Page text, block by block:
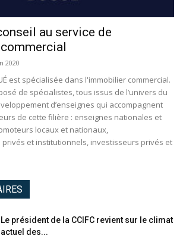
au service de
2020
est spécialisée dans l'immobilier commercial.
de spécialistes, tous issus de l’univers du
d’enseignes qui accompagnent
de cette filière : enseignes nationales et
locaux et nationaux,
et institutionnels, investisseurs privés et
Le président de la CCIFC revient sur le climat
actuel des...